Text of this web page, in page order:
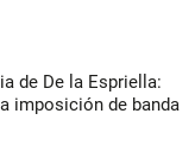
de De la Espriella:
imposición de banda